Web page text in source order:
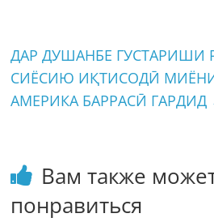
ДАР ДУШАНБЕ ГУСТАРИШИ
СИЁСИЮ ИҚТИСОДӢ
АМЕРИКА БАРРАСӢ ГАРДИД
Вам также
понравиться